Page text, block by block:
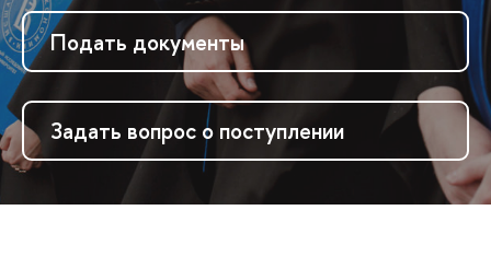
Подать документы
Задать вопрос о поступлении